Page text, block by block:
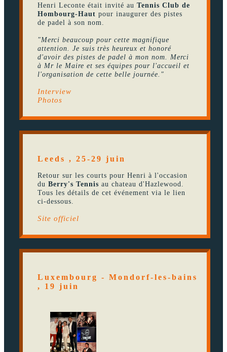
Henri Leconte était invité auTennis Club de
Hombourg-Haut pour inaugurer des pistes
de padel à son nom.
"Merci beaucoup pour cette magnifique
attention. Je suis très heureux et honoré
d'avoir des pistes de padel à mon nom. Merci
à Mr le Maire et ses équipes pour l'accueil et
l'organisation de cette belle journée."
Interview
Photos
Leeds , 25-29 juin
Retour sur les courts pour Henri à l'occasion
duBerry's Tennis au chateau d'Hazlewood.
Tous les détails de cet événement via le lien
ci-dessous.
Site officiel
Luxembourg - Mondorf-les-bains
, 19 juin